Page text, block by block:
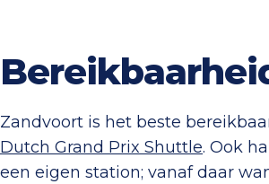
Zandvoort is het beste
Dutch Grand Prix Shuttle. Ook
een eigen station; vanaf daar